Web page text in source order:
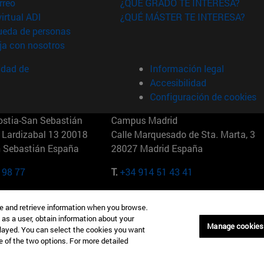
ADI (abre en nueva ventana)
de personas(abre en nueva ventana)
con nosotros(abre en nueva ventana)
¿QUÉ GRADO TE INTERESA?
¿QUÉ MÁSTER TE INTERESA?
de
Información legal
Accesibilidad
Configuración de cookies
San Sebastián
Lardizabal 13 20018
España
77
Campus Madrid
Calle Marquesado de Sta. Marta, 3
28027 Madrid España
T.+34 914 51 43 41
10019-2201 Nueva York Maria-Theresia-Straße 15 81675
Múnich Alemania
T.+49 89 24209790
retrieve information when you browse.
a user, obtain information about your
You can select the cookies you want
of the two options. For more detailed
Manage cookies